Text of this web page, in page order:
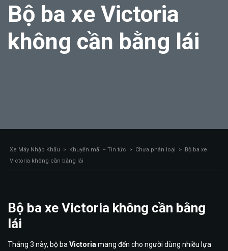
Bộ ba xe Victoria
không cần bằng lái
Xe Máy Nhập Khẩu > Khuyến mãi – Tin tức > Chưa phân loại > Bộ ba xe
Victoria không cần bằng lái
Bộ ba xe Victoria không cần bằng
lái
Tháng 3 này, bộ ba Victoria mang đến cho người dùng nhiều lựa